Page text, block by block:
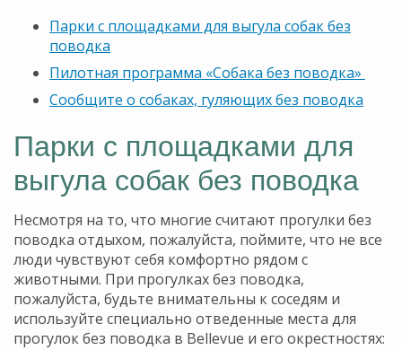
Парки с площадками для выгула собак без
поводка
Пилотная программа «Собака без поводка»
Сообщите о собаках, гуляющих без поводка
Парки с площадками для
выгула собак без поводка
Несмотря на то, что многие считают прогулки без
поводка отдыхом, пожалуйста, поймите, что не все
люди чувствуют себя комфортно рядом с
животными. При прогулках без поводка,
пожалуйста, будьте внимательны к соседям и
используйте специально отведенные места для
прогулок без поводка в Bellevue и его окрестностях: